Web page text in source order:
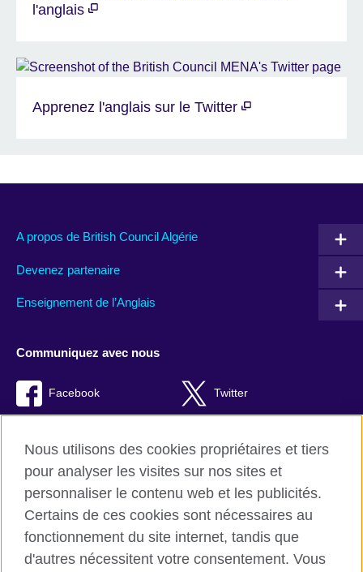
l'anglais
Apprenez l'anglais sur le Twitter
A propos de British Council Algérie
Devenez partenaire
Enseignement de l’Anglais
Communiquez avec nous
Facebook Twitter
British Council Global
Confidentialité et conditions d'utilisation
Nous utilisons des cookies propriétaires et tiers
pour analyser les visites sur nos sites et
personnaliser le contenu web et les publicités.
Certains de ces cookies sont nécessaires au
fonctionnement du site internet, tandis que
d'autres nécessitent votre consentement. Vous